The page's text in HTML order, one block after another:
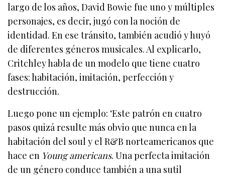
largo de los años, David Bowie fue uno y múltiples
personajes, es decir, jugó con la noción de
identidad. En ese tránsito, también acudió y huyó
de diferentes géneros musicales. Al explicarlo,
Critchley habla de un modelo que tiene cuatro
fases: habitación, imitación, perfección y
destrucción.
Luego pone un ejemplo: ‘Este patrón en cuatro
pasos quizá resulte más obvio que nunca en la
habitación del soul y el R&B norteamericanos que
hace en Young americans. Una perfecta imitación
de un género conduce también a una sutil